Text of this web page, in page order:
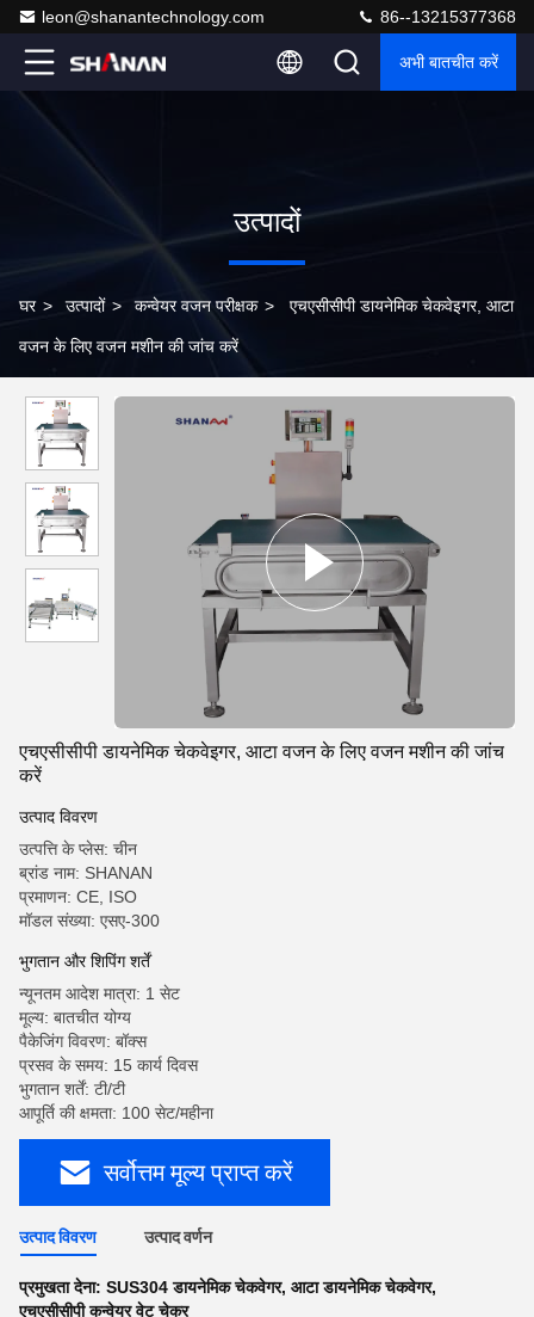
leon@shanantechnology.com 86--13215377368
अभी बातचीत करें
उत्पादों
घर > उत्पादों > कन्वेयर वजन परीक्षक > एचएसीसीपी डायनेमिक चेकवेइगर, आटा
वजन के लिए वजन मशीन की जांच करें
एचएसीसीपी डायनेमिक चेकवेइगर, आटा वजन के लिए वजन मशीन की जांच
करें
उत्पाद विवरण
उत्पत्ति के प्लेस: चीन
ब्रांड नाम: SHANAN
प्रमाणन: CE, ISO
मॉडल संख्या: एसए-300
भुगतान और शिपिंग शर्तें
न्यूनतम आदेश मात्रा: 1 सेट
मूल्य: बातचीत योग्य
पैकेजिंग विवरण: बॉक्स
प्रसव के समय: 15 कार्य दिवस
भुगतान शर्तें: टी/टी
आपूर्ति की क्षमता: 100 सेट/महीना
सर्वोत्तम मूल्य प्राप्त करें
उत्पाद विवरण उत्पाद वर्णन
प्रमुखता देना: SUS304 डायनेमिक चेकवेगर, आटा डायनेमिक चेकवेगर,
एचएसीसीपी कन्वेयर वेट चेकर